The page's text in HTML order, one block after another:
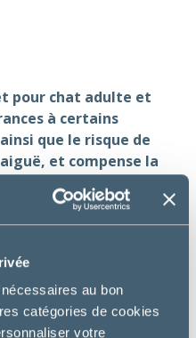
au bon
catégories de cookies
votre
pour chat adulte et
à certains
que le risque de
et compense la
pancréatique
ou gastro-intestinaux
alimentaire.
tels que diarrhée,